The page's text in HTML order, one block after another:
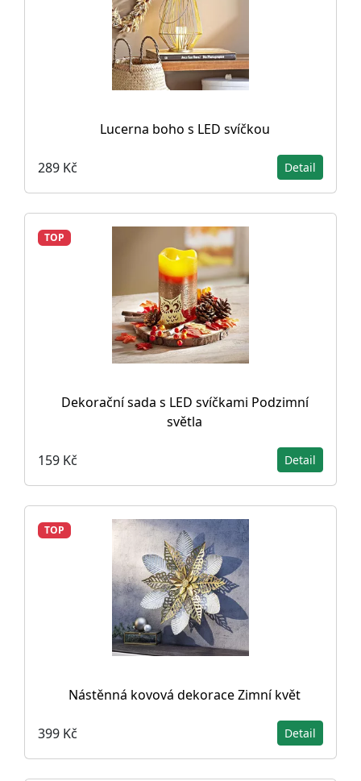
Lucerna boho s LED svíčkou
289 Kč Detail
TOP
Dekorační sada s LED svíčkami Podzimní
světla
159 Kč Detail
TOP
Nástěnná kovová dekorace Zimní květ
399 Kč Detail